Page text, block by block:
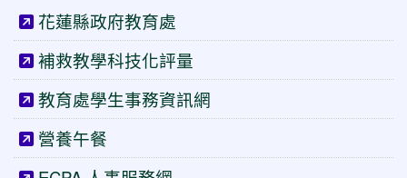
花蓮縣政府教育處
補救教學科技化評量
教育處學生事務資訊網
營養午餐